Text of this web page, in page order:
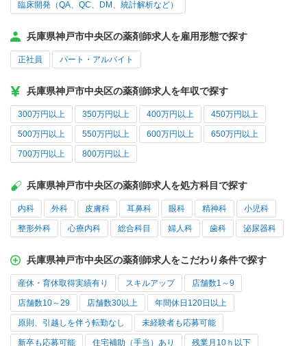
臨床開発（QA、QC、DM、統計解析など）
兵庫県神戸市中央区の薬剤師求人を雇用形態で探す
正社員 パート・アルバイト
兵庫県神戸市中央区の薬剤師求人を年収で探す
300万円以上 350万円以上 400万円以上 450万円以上
500万円以上 550万円以上 600万円以上 650万円以上
700万円以上 800万円以上
兵庫県神戸市中央区の薬剤師求人を処方科目で探す
内科 外科 皮膚科 耳鼻科 眼科 精神科 小児科
整形外科 心療内科 総合科目 婦人科 歯科 泌尿器科
兵庫県神戸市中央区の薬剤師求人をこだわり条件で探す
産休・育休取得実績有り スキルアップ 店舗数1～9
店舗数10～29 店舗数30以上 年間休日120日以上
原則、引越しを伴う転勤なし 未経験者も応募可能
新卒も応募可能 住宅補助（手当）あり 残業月10ｈ以下